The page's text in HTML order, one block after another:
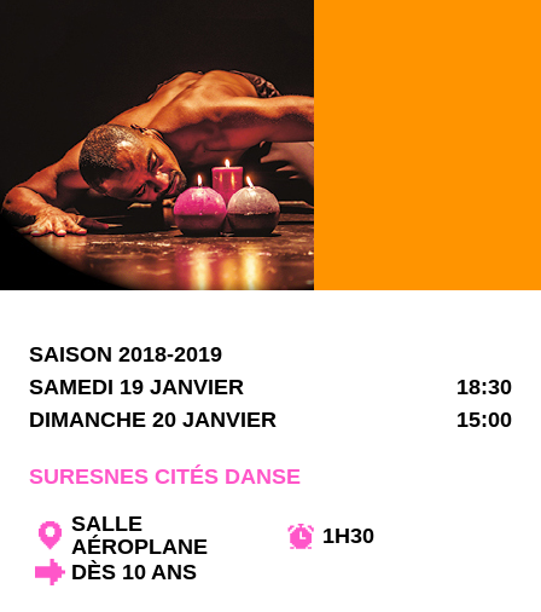
SAISON 2018-2019
SAMEDI 19 JANVIER
18:30
DIMANCHE 20 JANVIER
15:00
SURESNES CITÉS DANSE
SALLE
AÉROPLANE
1H30
DÈS 10 ANS